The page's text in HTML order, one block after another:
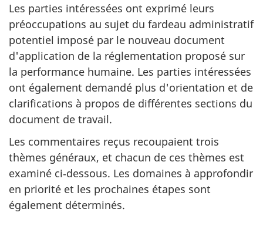
Les parties intéressées ont exprimé leurs
préoccupations au sujet du fardeau administratif
potentiel imposé par le nouveau document
d'application de la réglementation proposé sur
la performance humaine. Les parties intéressées
ont également demandé plus d'orientation et de
clarifications à propos de différentes sections du
document de travail.
Les commentaires reçus recoupaient trois
thèmes généraux, et chacun de ces thèmes est
examiné ci‑dessous. Les domaines à approfondir
en priorité et les prochaines étapes sont
également déterminés.